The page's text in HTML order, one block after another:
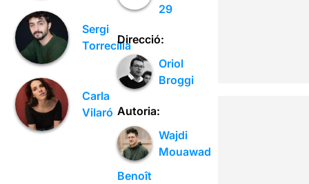
Sergi
Torrecilla
Carla
Vilaró
29
Direcció:
Oriol
Broggi
Autoria:
Wajdi
Mouawad
Benoît